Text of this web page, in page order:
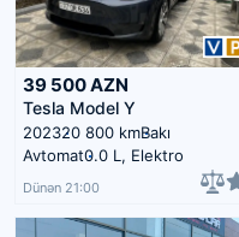
39 500AZN
Tesla Model Y
202320 800 kmBakı
Avtomat0.0 L, Elektro
Dünən 21:00